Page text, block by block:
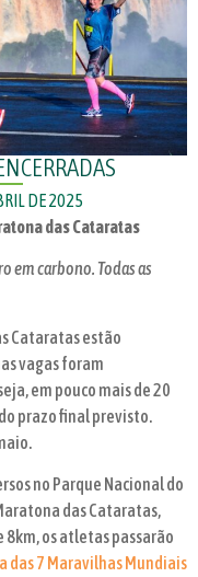
DE 2025
das Cataratas
em carbono. Todas as
Cataratas estão
vagas foram
em pouco mais de 20
prazo final previsto.
no Parque Nacional do
das Cataratas,
8km, os atletas passarão
das 7 Maravilhas Mundiais